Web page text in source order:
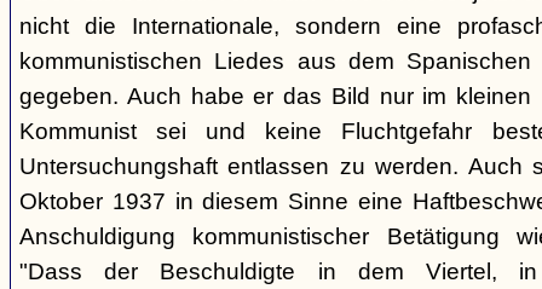
nicht die Internationale, sondern eine
kommunistischen Liedes aus dem
gegeben. Auch habe er das Bild nur im
Kommunist sei und keine Fluchtgefahr
Untersuchungshaft entlassen zu werden. Auch
Oktober 1937 in diesem Sinne eine
Anschuldigung kommunistischer Betätigung
"Dass der Beschuldigte in dem Viertel,